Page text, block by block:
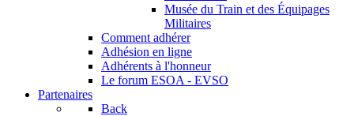
Musée du Train et des Équipages
Militaires
Comment adhérer
Adhésion en ligne
Adhérents à l'honneur
Le forum ESOA - EVSO
Partenaires
Back